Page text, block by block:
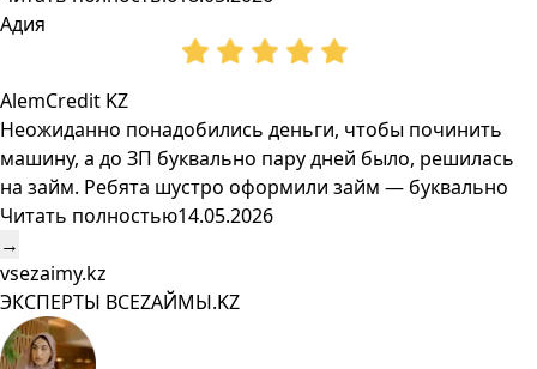
Адия
AlemCredit KZ
Неожиданно понадобились деньги, чтобы починить
машину, а до ЗП буквально пару дней было, решилась
на займ. Ребята шустро оформили займ — буквально
Читать полностью14.05.2026
→
vsezaimy.kz
ЭКСПЕРТЫ ВСЕZAЙМЫ.KZ